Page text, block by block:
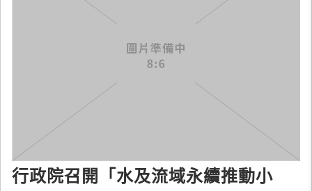
行政院召開「水及流域永續推動小